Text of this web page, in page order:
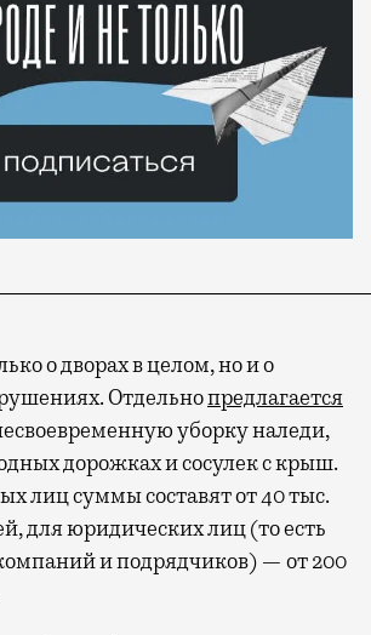
о дворах в целом, но и о
Отдельнопредлагается
уборку наледи,
дорожках и сосулек с крыш.
лиц суммы составят от 40 тыс.
для юридических лиц (то есть
и подрядчиков) — от 200